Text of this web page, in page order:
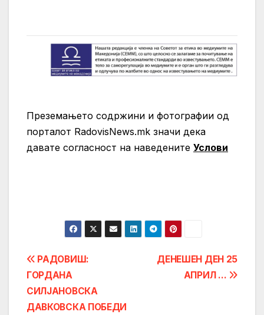
Преземањето содржини и фотографии од
порталот RadovisNews.mk значи дека
давате согласност на нaведените Услови
Post
navigation
ДЕНЕШЕН ДЕН 25
АПРИЛ …
РАДОВИШ:
ГОРДАНА
СИЛЈАНОВСКА
ДАВКОВСКА ПОБЕДИ